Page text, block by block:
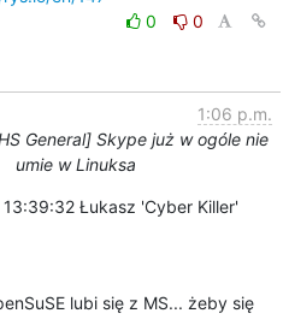
0
0
1:06 p.m.
General] Skype już w ogóle nie
umie w Linuksa
Łukasz 'Cyber Killer'
lubi się z MS... żeby się